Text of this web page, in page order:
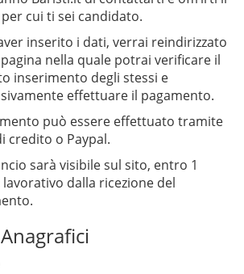
cui ti sei candidato.
inserito i dati, verrai reindirizzato
nella quale potrai verificare il
inserimento degli stessi e
effettuare il pagamento.
può essere effettuato tramite
credito o Paypal.
sarà visibile sul sito, entro 1
dalla ricezione del